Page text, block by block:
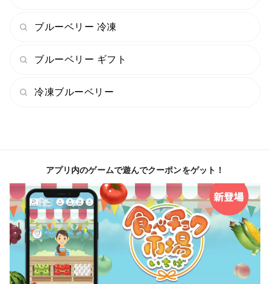
ブルーベリー 冷凍
ブルーベリー ギフト
冷凍ブルーベリー
アプリ内のゲームで遊んでクーポンをゲット！